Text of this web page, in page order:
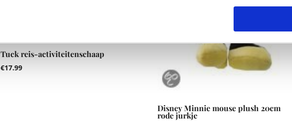
Tuck reis-activiteitenschaap
€17.99
Disney Minnie mouse plush 20cm
rode jurkje